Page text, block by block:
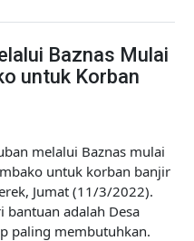
Baznas Mulai
untuk Korban
melalui Baznas mulai
untuk korban banjir
Jumat (11/3/2022).
bantuan adalah Desa
paling membutuhkan.